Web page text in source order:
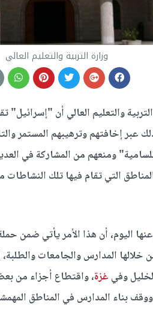
وزارة التربية والتعليم العالي
والتعليم العالي أن
عبر إخافتهم وترهيبهم المستمر
ومنعهم من المشاركة في
التي تقام فيها تلك
اليوم، أن هذا الأمر يأتي ضمن
المدارس والجامعات
وفي غزة، واقتطاع أجزاء من
بناء المدارس في المناطق